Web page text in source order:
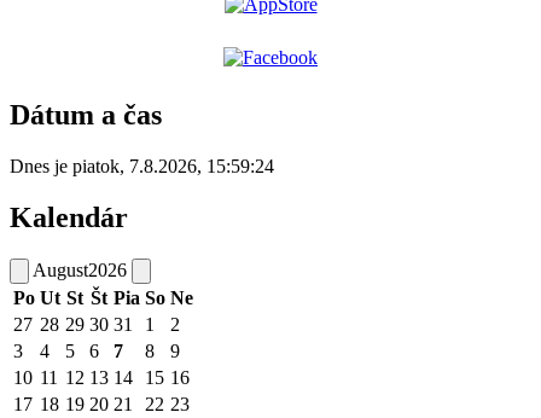
Dátum a čas
Dnes je piatok, 7.8.2026, 15:59:24
Kalendár
August2026
Po Ut St Št Pia So Ne
27 28 29 30 31 1
2
3
4 5 6 7 8
9
10 11 12 13 14 15 16
17 18 19 20 21 22 23